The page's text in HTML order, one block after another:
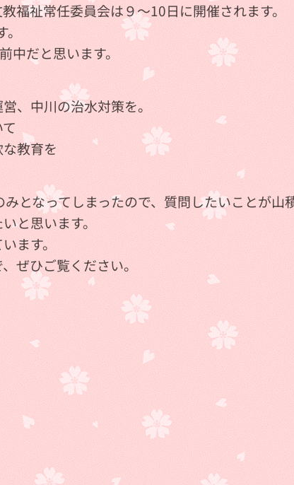
福祉常任委員会は９～10日に開催されます。
。
中だと思います。
中川の治水対策を。
教育を
となってしまったので、質問したいことが山
と思います。
ます。
ぜひご覧ください。